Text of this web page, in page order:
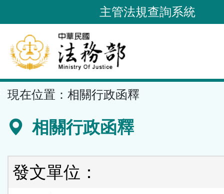
到
要
內
容
區
主管法規查詢系統
現在位置： 相關行政函釋
相關行政函釋
發文單位：